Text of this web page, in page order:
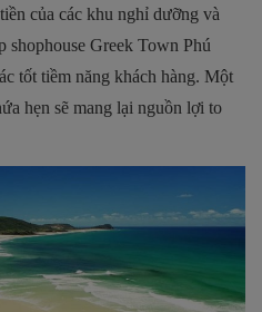
của các khu nghỉ dưỡng và
Greek Town Phú
tốt tiềm năng khách hàng. Một
hẹn sẽ mang lại nguồn lợi to